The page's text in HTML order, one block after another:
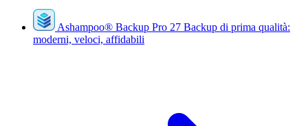
Ashampoo® Backup Pro 27 Backup di prima qualità:
moderni, veloci, affidabili